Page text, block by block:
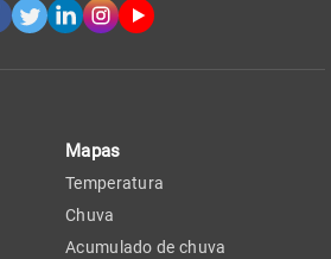
Mapas
Temperatura
Chuva
Acumulado de chuva